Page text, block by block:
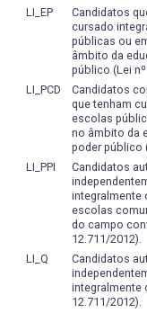
LI_EP
Candidatos
cursado
públicas ou
âmbito da
público (Lei
LI_PCD
Candidatos
que tenham
escolas
no âmbito da
poder público
LI_PPI
Candidatos
integralmente
escolas
do campo
12.711/2012).
LI_Q
Candidatos
integralmente
12.711/2012).